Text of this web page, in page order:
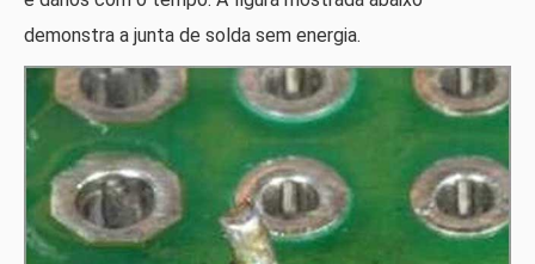
demonstra a junta de solda sem energia.